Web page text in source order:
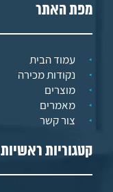
מפת האתר
עמוד הבית
נקודות מכירה
מוצרים
מאמרים
צור קשר
קטגוריות ראשיות